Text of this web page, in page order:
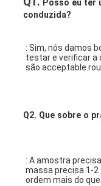
Posso eu ter
conduzida?
: Sim, nós damos
testar e verificar a
são
Q2. Que sobre o
: A amostra
massa precisa 1-2
ordem mais do que